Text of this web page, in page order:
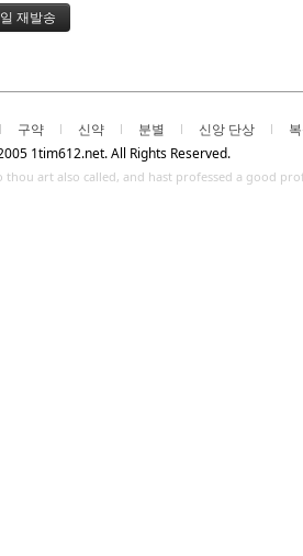
구약 신약 분별 신앙 단상
1tim612.net. All Rights Reserved.
art also called, and hast professed a good